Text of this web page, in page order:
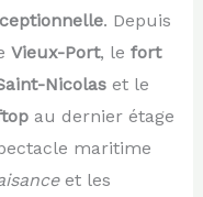
. Depuis
Vieux-Port, le fort
Nicolaset le
au dernier étage
maritime
et les